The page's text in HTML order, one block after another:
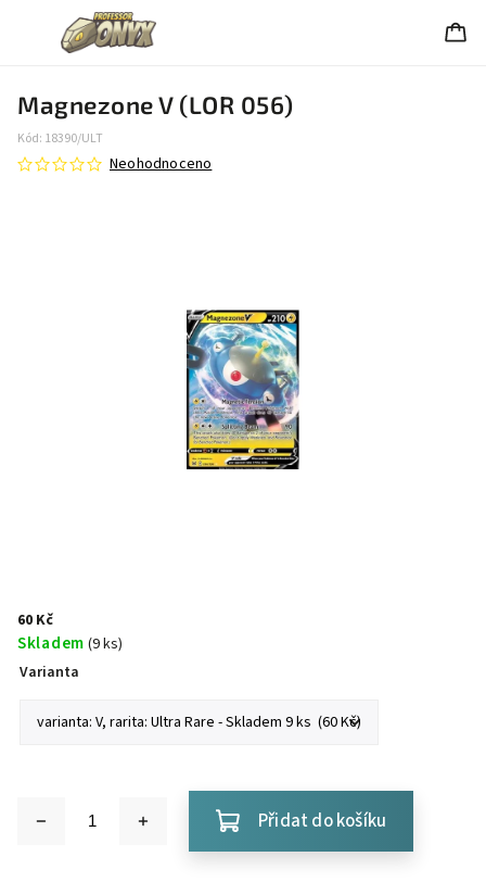
Magnezone V (LOR 056)
Kód: 18390/ULT
Neohodnoceno
60 Kč
Skladem (9 ks)
Varianta
Přidat do košíku